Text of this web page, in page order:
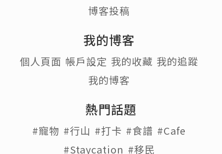
博客投稿
我的博客
個人頁面 帳戶設定 我的收藏 我的追蹤
我的博客
熱門話題
#寵物 #行山 #打卡 #食譜 #Cafe
#Staycation #移民